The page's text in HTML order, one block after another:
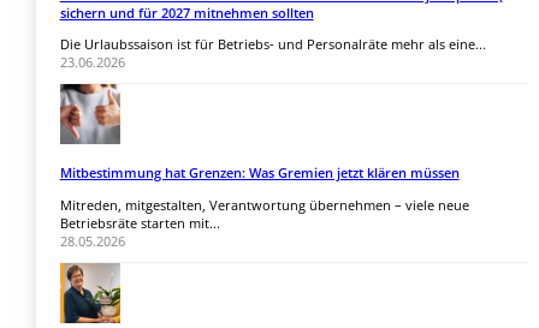
sichern und für 2027 mitnehmen sollten
Die Urlaubssaison ist für Betriebs- und Personalräte mehr als eine...
23.06.2026
Mitbestimmung hat Grenzen: Was Gremien jetzt klären müssen
Mitreden, mitgestalten, Verantwortung übernehmen – viele neue
Betriebsräte starten mit...
28.05.2026